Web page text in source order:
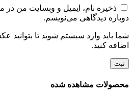
ذخیره نام، ایمیل و وبسایت من در
دوباره دیدگاهی می‌نویسم.
شما باید وارد سیستم شوید تا بتوانید
اضافه کنید.
محصولات مشاهده شده